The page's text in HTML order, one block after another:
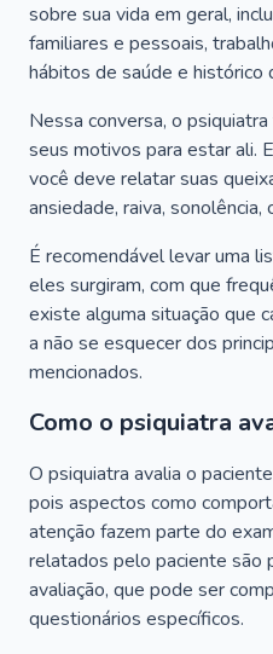
sobre sua vida em geral,
familiares e pessoais,
hábitos de saúde e histórico
Nessa conversa, o
seus motivos para estar ali.
você deve relatar suas
ansiedade, raiva, sonolência,
É recomendável levar uma
eles surgiram, com que
existe alguma situação que
a não se esquecer dos
mencionados.
Como o psiquiatra
O psiquiatra avalia o
pois aspectos como
atenção fazem parte do
relatados pelo paciente são
avaliação, que pode ser
questionários específicos.